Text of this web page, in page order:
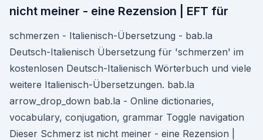
nicht meiner - eine Rezension | EFT für
schmerzen - Italienisch-Übersetzung - bab.la
Deutsch-Italienisch Übersetzung für 'schmerzen' im
kostenlosen Deutsch-Italienisch Wörterbuch und viele
weitere Italienisch-Übersetzungen. bab.la
arrow_drop_down bab.la - Online dictionaries,
vocabulary, conjugation, grammar Toggle navigation
Dieser Schmerz ist nicht meiner - eine Rezension |